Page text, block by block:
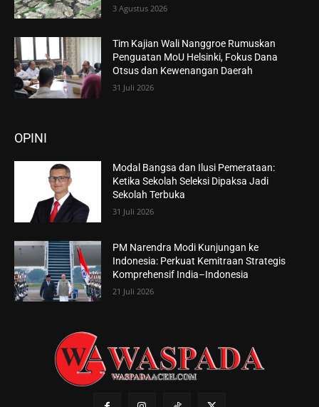
3 Agustus 2026
Tim Kajian Wali Nanggroe Rumuskan
Penguatan MoU Helsinki, Fokus Dana
Otsus dan Kewenangan Daerah
31 Juli 2026
OPINI
Modal Bangsa dan Ilusi Pemerataan:
Ketika Sekolah Seleksi Dipaksa Jadi
Sekolah Terbuka
31 Juli 2026
PM Narendra Modi Kunjungan ke
Indonesia: Perkuat Kemitraan Strategis
Komprehensif India–Indonesia
21 Juli 2026